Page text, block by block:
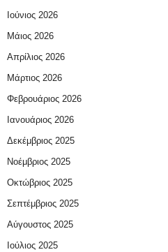
Ιούνιος 2026
Μάιος 2026
Απρίλιος 2026
Μάρτιος 2026
Φεβρουάριος 2026
Ιανουάριος 2026
Δεκέμβριος 2025
Νοέμβριος 2025
Οκτώβριος 2025
Σεπτέμβριος 2025
Αύγουστος 2025
Ιούλιος 2025